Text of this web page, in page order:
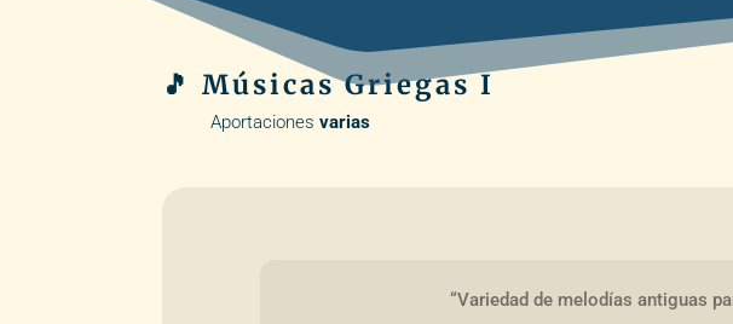
🎵 Músicas Griegas I
Aportacionesvarias
“Variedad de melodías antiguas